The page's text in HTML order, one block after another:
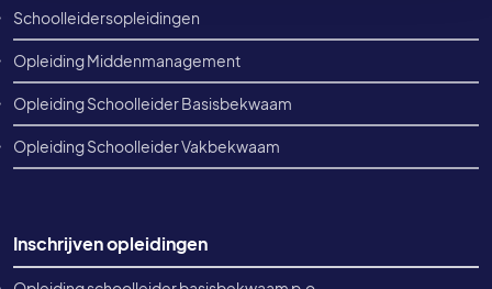
Schoolleidersopleidingen
Opleiding Middenmanagement
Opleiding Schoolleider Basisbekwaam
Opleiding Schoolleider Vakbekwaam
Inschrijven opleidingen